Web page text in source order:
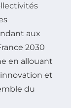
aux
2030
en allouant
et
du